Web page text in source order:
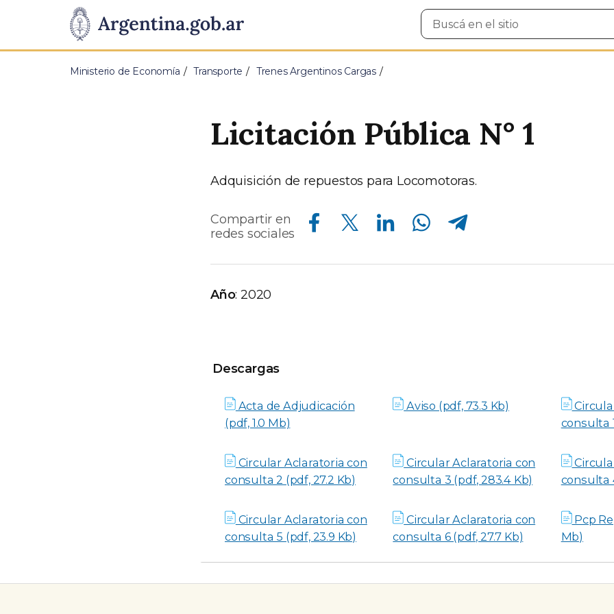
Presidencia
de
Pasar al contenido principal
Buscar
en
Ministerio de Economía Transporte Trenes Argentinos Cargas
Licitación Pública N° 1
Adquisición de repuestos para Locomotoras.
Compartir en
redes sociales
Compartir en Facebook Compartir en Twitter Compartir en Linkedin Compartir en Whatsapp Compartir en Telegram
Año: 2020
Descargas
Descargas
Acta de Adjudicación
(pdf, 1.0 Mb)
Aviso (pdf, 73.3 Kb)
consulta
Circular Aclaratoria con
consulta 2 (pdf, 27.2 Kb)
Circular Aclaratoria con
consulta 3 (pdf, 283.4 Kb)
consulta
Circular Aclaratoria con
consulta 5 (pdf, 23.9 Kb)
Circular Aclaratoria con
consulta 6 (pdf, 27.7 Kb)
Pcp
Mb)